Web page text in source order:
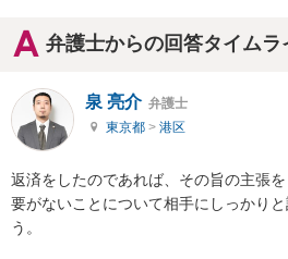
弁護士からの回答タイムラ
泉 亮介 弁護士
東京都 > 港区
返済をしたのであれば、その旨の主張
要がないことについて相手にしっかり
う。